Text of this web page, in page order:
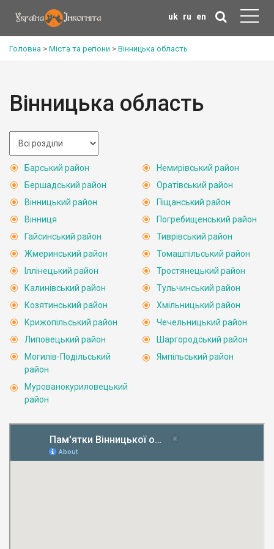
uk ru en
Головна > Міста та регіони > Вінницька область
Вінницька область
Барський район
Бершадський район
Вінницький район
Вінниця
Гайсинський район
Жмеринський район
Іллінецький район
Калинівський район
Козятинський район
Крижопільський район
Липовецький район
Могилів-Подільський
район
Мурованокуриловецький
район
Немирівський район
Оратівський район
Піщанський район
Погребищенський район
Тиврівський район
Томашпільський район
Тростянецький район
Тульчинський район
Хмільницький район
Чечельницький район
Шаргородський район
Ямпільський район